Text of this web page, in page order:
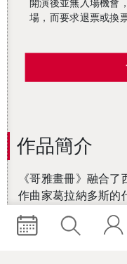
開演後並無入場機會
場，而要求退票或換
作品簡介
《哥雅畫冊》融合
作曲家葛拉納多斯的
表作品之一。鋼琴家
聽眾介紹這部作品，